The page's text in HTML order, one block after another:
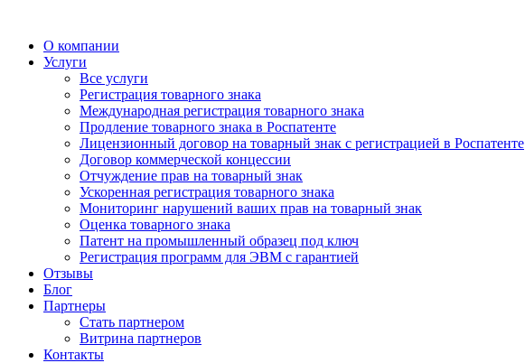
О компании
Услуги
Все услуги
Регистрация товарного знака
Международная регистрация товарного знака
Продление товарного знака в Роспатенте
Лицензионный договор на товарный знак с регистрацией в Роспатенте
Договор коммерческой концессии
Отчуждение прав на товарный знак
Ускоренная регистрация товарного знака
Мониторинг нарушений ваших прав на товарный знак
Оценка товарного знака
Патент на промышленный образец под ключ
Регистрация программ для ЭВМ с гарантией
Отзывы
Блог
Партнеры
Стать партнером
Витрина партнеров
Контакты